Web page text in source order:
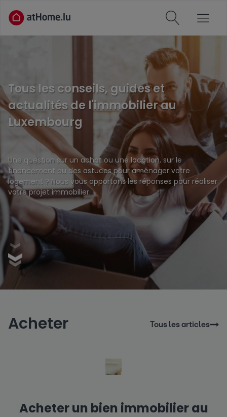
Tous les conseils, guides et
actualités de l'immobilier au
Luxembourg
Une question sur un achat ou une location, sur le
financement ou des astuces pour aménager votre
logement ? Nous vous apportons les réponses pour réaliser
votre projet immobilier.
Acheter Tous les articles
Acheter un bien immobilier au